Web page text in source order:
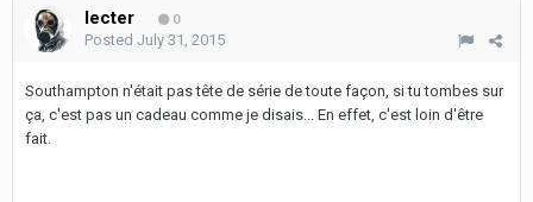
lecter 0
Posted July 31, 2015
Southampton n'était pas tête de série de toute façon, si tu tombes sur
ça, c'est pas un cadeau comme je disais... En effet, c'est loin d'être
fait.